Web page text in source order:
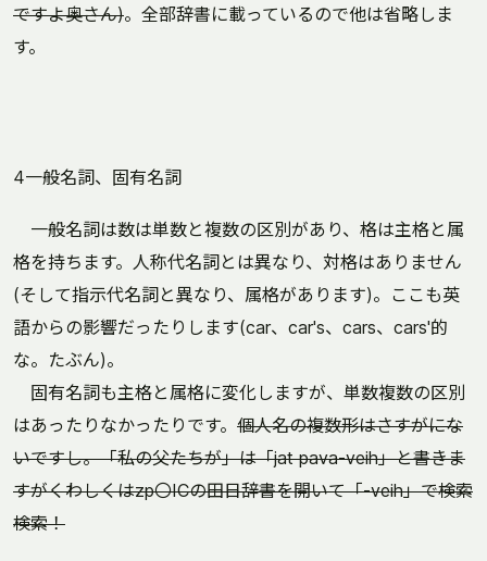
ですよ奥さん)。全部辞書に載っているので他は省略しま
す。
4一般名詞、固有名詞
一般名詞は数は単数と複数の区別があり、格は主格と属
格を持ちます。人称代名詞とは異なり、対格はありません
(そして指示代名詞と異なり、属格があります)。ここも英
語からの影響だったりします(car、car's、cars、cars'的
な。たぶん)。
固有名詞も主格と属格に変化しますが、単数複数の区別
はあったりなかったりです。 個人名の複数形はさすがにな
いですし。「私の父たちが」は「jat pava-veih」と書きま
すがくわしくはzp〇ICの田日辞書を開いて「-veih」で検索
検索！